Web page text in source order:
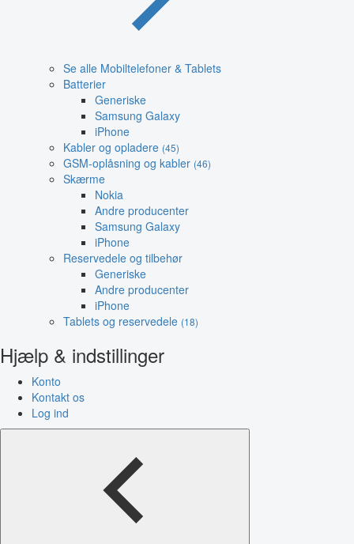
Se alle Mobiltelefoner & Tablets
Batterier
Generiske
Samsung Galaxy
iPhone
Kabler og opladere (45)
GSM-oplåsning og kabler (46)
Skærme
Nokia
Andre producenter
Samsung Galaxy
iPhone
Reservedele og tilbehør
Generiske
Andre producenter
iPhone
Tablets og reservedele (18)
Hjælp & indstillinger
Konto
Kontakt os
Log ind